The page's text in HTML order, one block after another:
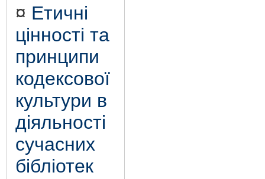
¤ Етичні
цінності та
принципи
кодексової
культури в
діяльності
сучасних
бібліотек